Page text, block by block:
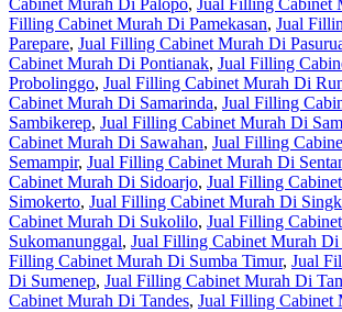
Cabinet Murah Di Palopo, Jual Filling Cabinet
Filling Cabinet Murah Di Pamekasan, Jual
Parepare, Jual Filling Cabinet Murah Di
Cabinet Murah Di Pontianak, Jual Filling
Probolinggo, Jual Filling Cabinet Murah Di
Cabinet Murah Di Samarinda, Jual Filling
Sambikerep, Jual Filling Cabinet Murah Di
Cabinet Murah Di Sawahan, Jual Filling
Semampir, Jual Filling Cabinet Murah Di
Cabinet Murah Di Sidoarjo, Jual Filling
Simokerto, Jual Filling Cabinet Murah Di
Cabinet Murah Di Sukolilo, Jual Filling
Sukomanunggal, Jual Filling Cabinet Murah Di
Filling Cabinet Murah Di Sumba Timur, Jual
Di Sumenep, Jual Filling Cabinet Murah Di
Cabinet Murah Di Tandes, Jual Filling Cabinet